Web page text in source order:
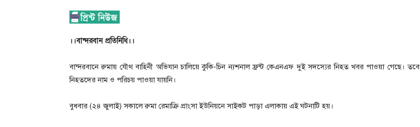
।।বান্দরবান প্রতিনিধি।।
বান্দরবানে রুমায় যৌথ বাহিনী অভিযান চালিয়ে কুকি-চিন ন্যশনাল ফ্রন্ট কেএনএফ দুই সদস্যের নিহত খবর পাওয়া গেছে। তবে
নিহতদের নাম ও পরিচয় পাওয়া যায়নি।
বুধবার (২৪ জুলাই) সকালে রুমা রেমাক্রি প্রাংসা ইউনিয়নে সাইকট পাড়া এলাকায় এই ঘটনাটি হয়।